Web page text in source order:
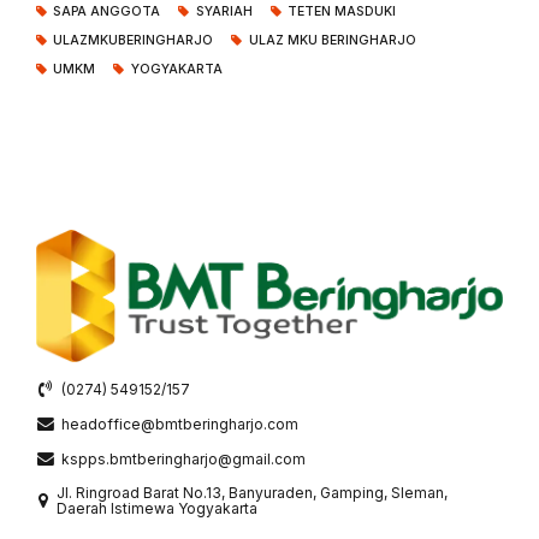
SAPA ANGGOTA SYARIAH
TETEN MASDUKI
ULAZMKUBERINGHARJO
ULAZ MKU BERINGHARJO
UMKM
YOGYAKARTA
(0274) 549152/157
headoffice@bmtberingharjo.com
kspps.bmtberingharjo@gmail.com
Jl. Ringroad Barat No.13, Banyuraden, Gamping, Sleman,
Daerah Istimewa Yogyakarta